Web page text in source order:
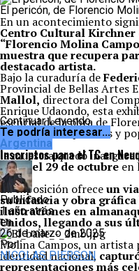
El pericón, de Florencio
En un acontecimiento
Centro Cultural Kirchner
“Florencio Molina
muestra que recupera
destacado artista.
Bajo la curaduría de
Provincial de Bellas Artes
Mallol, directora del
Enrique Udaondo, esta
esencial de la obra de
pintores más queridos y
la muestra quedó
hasta el 29 de octubre en
CCK.
La exposición ofreceun
su infancia y obra
ilustraciones en
Unidos, llegando a sus
Molina Campos, un
identidad nacional,
representaciones más
Continuar Leyendo
Te podría interesar...
Argentina
Inscriptos para el TC en
Publicado
1 año atrás
en
26 de marzo de 2025
Por
NICOLAS PIERSON